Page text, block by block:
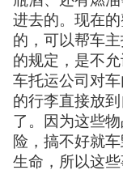
进去的。现在
的，可以帮车
的规定，是不
车托运公司对
的行李直接放
了。因为这些
险，搞不好就
生命，所以这些